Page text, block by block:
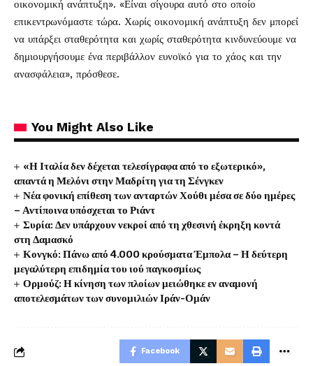
οικονομική ανάπτυξη». «Είναι σίγουρα αυτό στο οποίο
επικεντρωνόμαστε τώρα. Χωρίς οικονομική ανάπτυξη δεν μπορεί
να υπάρξει σταθερότητα και χωρίς σταθερότητα κινδυνεύουμε να
δημιουργήσουμε ένα περιβάλλον ευνοϊκό για το χάος και την
ανασφάλεια», πρόσθεσε.
You Might Also Like
«Η Ιταλία δεν δέχεται τελεσίγραφα από το εξωτερικό»,
απαντά η Μελόνι στην Μαδρίτη για τη Σένγκεν
Νέα φονική επίθεση των ανταρτών Χούθι μέσα σε δύο ημέρες
– Αντίποινα υπόσχεται το Ριάντ
Συρία: Δεν υπάρχουν νεκροί από τη χθεσινή έκρηξη κοντά
στη Δαμασκό
Κονγκό: Πάνω από 4.000 κρούσματα Έμπολα – Η δεύτερη
μεγαλύτερη επιδημία του ιού παγκοσμίως
Ορμούζ: Η κίνηση των πλοίων μειώθηκε εν αναμονή
αποτελεσμάτων των συνομιλιών Ιράν-Ομάν
Facebook